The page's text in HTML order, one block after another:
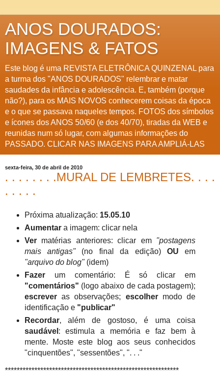
ANOS DOURADOS:
IMAGENS & FATOS
Este blog é uma REVISTA ELETRÔNICA QUINZENAL para
a turma dos "ANOS DOURADOS" relembrar e matar
saudades da infância e adolescência. E, também (porque
não?), para os MAIS NOVOS conhecerem coisas da época
e o que se passava naqueles tempos. FOTOS dos símbolos
e ícones dos ANOS 50/60 (e dos 40/70), tiradas da WEB e
reunidas num só lugar, com algumas informações do
PASSADO. CLICAR NAS IMAGENS PARA AMPLIÁ-LAS
sexta-feira, 30 de abril de 2010
. . . . . . . .MURAL DE LEMBRETES. . . .
. . . . .
Próxima atualização: 15.05.10
Aumentar a imagem: clicar nela
Vermatérias anteriores: clicar em"postagens
mais antigas"(no final da edição)OUem
"arquivo do blog"(idem)
Fazerum comentário: É só clicar em
"comentários" (logo abaixo de cada postagem);
escreveras observações; escolhermodo de
identificação e "publicar"
Recordar, além de gostoso, é uma coisa
saudável : estimula a memória e faz bem à
mente. Moste este blog aos seus conhecidos
"cinquentões", "sessentões", ". . ."
***********************************************************